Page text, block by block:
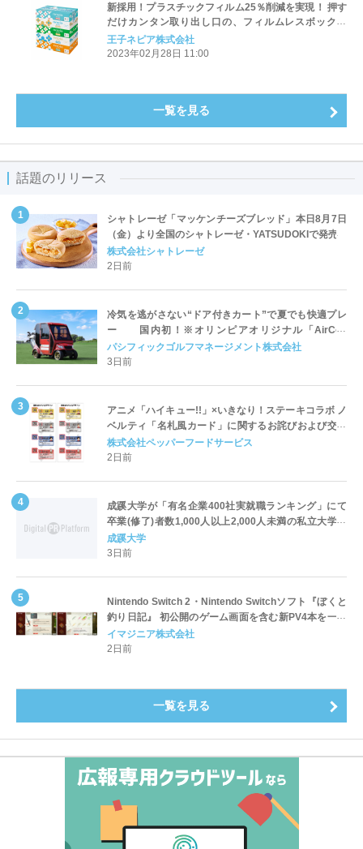
新採用！プラスチックフィルム25％削減を実現！ 押す
だけカンタン取り出し口の、フィルムレスボックス
「ネピア ネピネピ ティシュ5コパック 400枚（200
組）」 3月1日（水）リニューアル発売
王子ネピア株式会社
2023年02月28日 11:00
一覧を見る
話題のリリース
シャトレーゼ「マッケンチーズブレッド」本日8月7日
（金）より全国のシャトレーゼ・YATSUDOKIで発売
株式会社シャトレーゼ
2日前
冷気を逃がさない“ドア付きカート”で夏でも快適プレ
ー 国内初！※オリンピアオリジナル「AirCon
Cart（エアコンカート）」導入 | ＰＧＭ
パシフィックゴルフマネージメント株式会社
3日前
アニメ「ハイキュー!!」×いきなり！ステーキコラボ ノ
ベルティ「名札風カード」に関するお詫びおよび交換
対応についてのご案内
株式会社ペッパーフードサービス
2日前
成蹊大学が「有名企業400社実就職ランキング」にて
卒業(修了)者数1,000人以上2,000人未満の私立大学で
全国第1位を獲得！～実就職率は26.5%（前年比＋
4.3pt）に伸長、東京の私立大学でも10位にランクイン
成蹊大学
3日前
Nintendo Switch 2・Nintendo Switchソフト『ぼくと
釣り日記』 初公開のゲーム画面を含む新PV4本を一挙
公開！
イマジニア株式会社
2日前
一覧を見る